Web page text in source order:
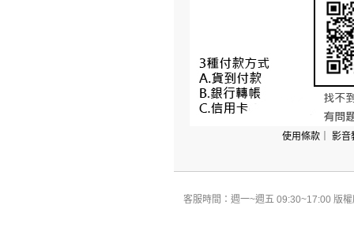
使用條款 影音
客服時間：週一~週五 09:30~17:00 版